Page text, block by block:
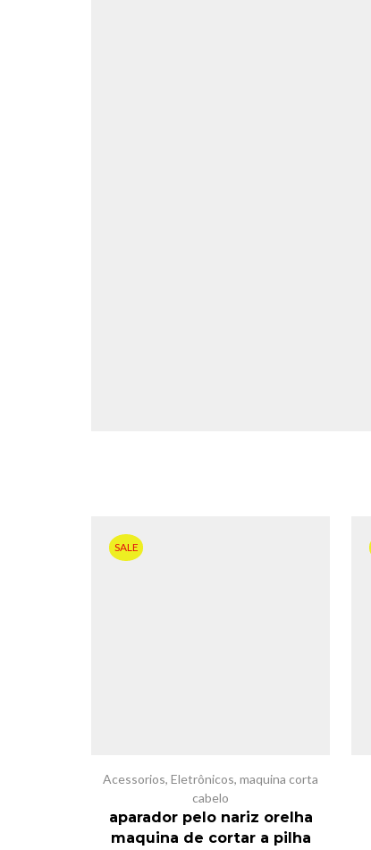
SALE
Acessorios, Eletrônicos, maquina corta
cabelo
aparador pelo nariz orelha
maquina de cortar a pilha